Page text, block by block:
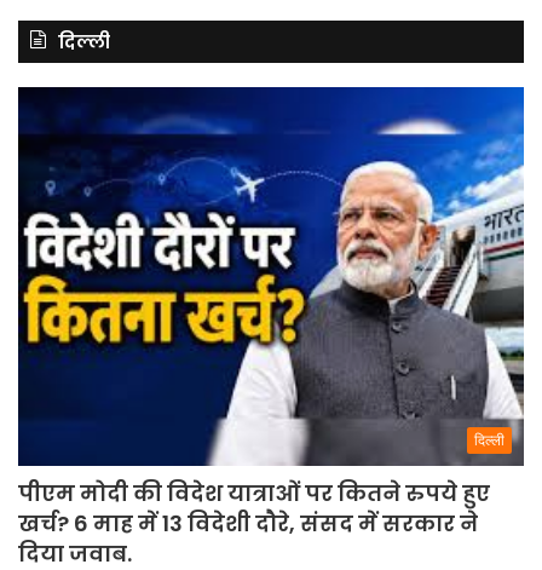
दिल्ली
दिल्ली
पीएम मोदी की विदेश यात्राओं पर कितने रुपये हुए
खर्च? 6 माह में 13 विदेशी दौरे, संसद में सरकार ने
दिया जवाब.